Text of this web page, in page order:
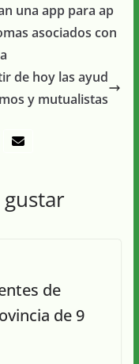
una app para ap
asociados con
de hoy las ayud
y mutualistas
de
de 9